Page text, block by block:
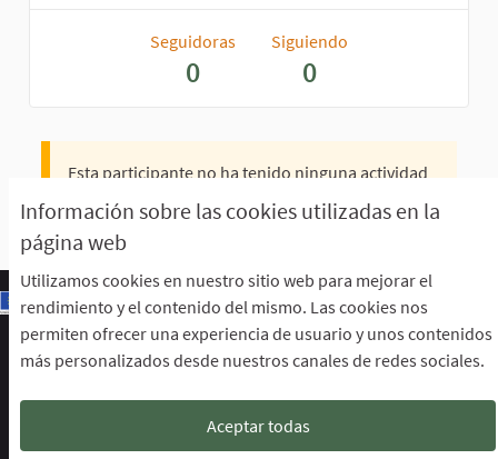
Información sobre las cookies utilizadas en la
página web
Utilizamos cookies en nuestro sitio web para mejorar el
rendimiento y el contenido del mismo. Las cookies nos
permiten ofrecer una experiencia de usuario y unos contenidos
más personalizados desde nuestros canales de redes sociales.
Aceptar todas
Seguidoras
0
Siguiendo
0
Esta participante no ha tenido ninguna actividad
todavía.
Escuela de Participación Ciudadana
Área de Participación Ciudadana
Descargar ficheros de datos abiertos
Configuración de cookies